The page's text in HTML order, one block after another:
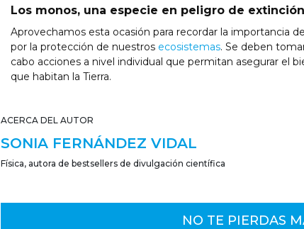
Los monos, una especie en peligro de extinción
Aprovechamos esta ocasión para recordar la importancia
por la protección de nuestros ecosistemas. Se deben
cabo acciones a nivel individual que permitan asegurar el
que habitan la Tierra.
ACERCA DEL AUTOR
SONIA FERNÁNDEZ VIDAL
Física, autora de bestsellers de divulgación científica
NO TE PIERDAS